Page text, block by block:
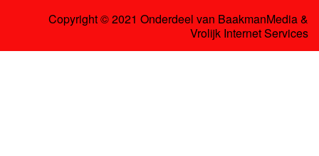
Copyright © 2021 Onderdeel van BaakmanMedia&
Vrolijk Internet Services